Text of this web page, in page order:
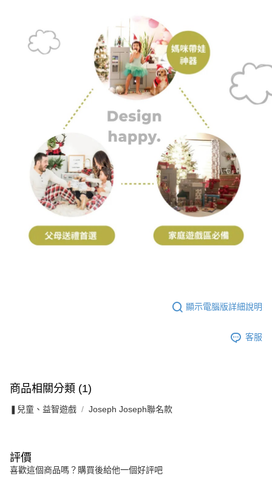
顯示電腦版詳細說明
客服
商品相關分類 (1)
❚兒童、益智遊戲 Joseph Joseph聯名款
評價
喜歡這個商品嗎？購買後給他一個好評吧